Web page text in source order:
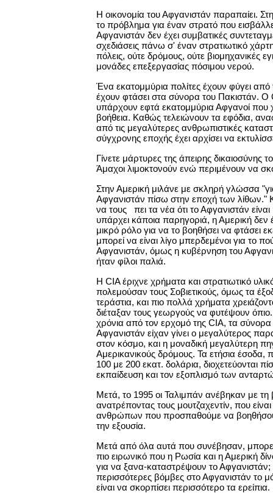
Η οικονομία του Αφγανιστάν παραπαίει.
το πρόβλημα για έναν στρατό που εισβάλλει
Αφγανιστάν δεν έχει συμβατικές
σχεδιάσεις πάνω σ' έναν στρατιωτικό
πόλεις, ούτε δρόμους, ούτε βιομηχανικές
μονάδες επεξεργασίας πόσιμου νερού.
Ένα εκατομμύρια πολίτες έχουν φύγει από
έχουν φτάσει στα σύνορα του Πακιστάν. Ο
υπάρχουν εφτά εκατομμύρια Αφγανοί που
βοήθεια. Καθώς τελειώνουν τα εφόδια,
από τις μεγαλύτερες ανθρωπιστικές
σύγχρονης εποχής έχει αρχίσει να
Γίνετε μάρτυρες της άπειρης δικαιοσύνης
Άμαχοι λιμοκτονούν ενώ περιμένουν να
Στην Αμερική μιλάνε με σκληρή γλώσσα
Αφγανιστάν πίσω στην εποχή των
να τους πει τα νέα ότι το Αφγανιστάν είναι
υπάρχει κάποια παρηγοριά, η Αμερική δεν
μικρό ρόλο για να το βοηθήσει να φτάσει
μπορεί να είναι λίγο μπερδεμένοι για το
Αφγανιστάν, όμως η κυβέρνηση του
ήταν φίλοι παλιά.
Η CIA έριχνε χρήματα και στρατιωτικό
πολεμούσαν τους Σοβιετικούς, όμως τα
τεράστια, και πιο πολλά χρήματα
διέταξαν τους γεωργούς να φυτέψουν
χρόνια από τον ερχομό της CIA, τα σύνορα
Αφγανιστάν είχαν γίνει ο μεγαλύτερος
στον κόσμο, και η μοναδική μεγαλύτερη
Αμερικανικούς δρόμους. Τα ετήσια έσοδα,
100 με 200 εκατ. δολάρια, διοχετεύονται
εκπαίδευση και τον εξοπλισμό των
Μετά, το 1995 οι Ταλιμπάν ανέβηκαν με τη
ανατρέποντας τους μουτζαχεντίν, που
ανθρώπων που προσπαθούμε να
την εξουσία.
Μετά από όλα αυτά που συνέβησαν,
πιο ειρωνικό που η Ρωσία και η Αμερική
για να ξανα-καταστρέψουν το Αφγανιστάν;
περισσότερες βόμβες στο Αφγανιστάν το
είναι να σκορπίσει περισσότερο τα ερείπια.